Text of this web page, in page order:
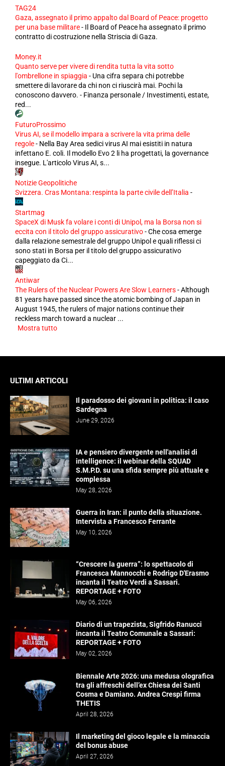
TAG24
Gaza, assegnato il primo appalto dal Board of Peace: progetto
per una base militare- Il Board of Peace ha assegnato il primo
contratto di costruzione nella Striscia di Gaza.
Money.it
Quanto serve per vivere di rendita tutta la vita sotto
l'ombrellone in spiaggia - Una cifra separa chi potrebbe
smettere di lavorare da chi non ci riuscirà mai. Pochi la
conoscono davvero. - Finanza personale / Investimenti, estate,
red...
FuturoProssimo
Virus AI, se il modello impara a scrivere la vita prima delle
regole- Nella Bay Area sedici virus AI mai esistiti in natura
infettano E. coli. Il modello Evo 2 li ha progettati, la governance
insegue. L'articolo Virus AI, s...
Notizie Geopolitiche
Svizzera. Cras Montana: respinta la parte civile dell’Italia -
Startmag
SpaceX di Musk fa volare i conti di Unipol, ma la Borsa non si
eccita con il titolo del gruppo assicurativo-Che cosa emerge
dalla relazione semestrale del gruppo Unipol e quali riflessi ci
sono stati in Borsa per il titolo del gruppo assicurativo
capeggiato da Ci...
Antiwar
The Rulers of the Nuclear Powers Are Slow Learners-Although
81 years have passed since the atomic bombing of Japan in
August 1945, the rulers of major nations continue their
reckless march toward a nuclear ...
Mostra tutto
ULTIMI ARTICOLI
Il paradosso dei giovani in politica: il caso
Sardegna
June 29, 2026
IA e pensiero divergente nell'analisi di
intelligence: il webinar della SQUAD
S.M.P.D. su una sfida sempre più attuale e
complessa
May 28, 2026
Guerra in Iran: il punto della situazione.
Intervista a Francesco Ferrante
May 10, 2026
“Crescere la guerra”: lo spettacolo di
Francesca Mannocchi e Rodrigo D'Erasmo
incanta il Teatro Verdi a Sassari.
REPORTAGE + FOTO
May 06, 2026
Diario di un trapezista, Sigfrido Ranucci
incanta il Teatro Comunale a Sassari:
REPORTAGE + FOTO
May 02, 2026
Biennale Arte 2026: una medusa olografica
tra gli affreschi dell’ex Chiesa dei Santi
Cosma e Damiano. Andrea Crespi firma
THETIS
April 28, 2026
Il marketing del gioco legale e la minaccia
del bonus abuse
April 27, 2026